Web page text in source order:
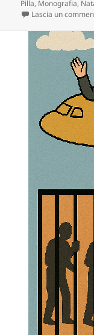
il
Pilla, Monografia,
Lascia un